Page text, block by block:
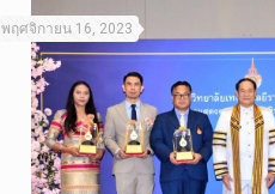
พฤศจิกายน 16, 2023